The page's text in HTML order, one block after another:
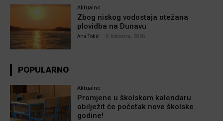
Aktualno
Zbog niskog vodostaja otežana
plovidba na Dunavu
Ana Tokić 6 kolovoza, 2026
POPULARNO
Aktualno
Promjene u školskom kalendaru
obilježit će početak nove školske
godine!